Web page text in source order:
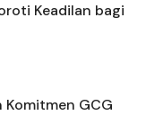
Keadilan bagi
Komitmen GCG